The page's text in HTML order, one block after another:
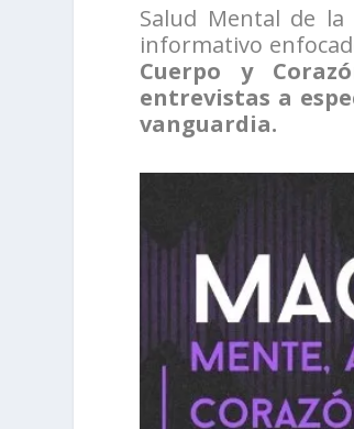
Salud Mental de
informativo
Cuerpo y
entrevistas a
vanguardia.